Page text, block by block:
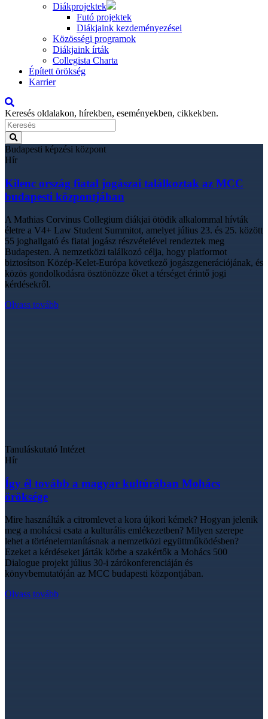
Diákprojektek
Futó projektek
Diákjaink kezdeményezései
Közösségi programok
Diákjaink írták
Collegista Charta
Épített örökség
Karrier
Keresés oldalakon, hírekben, eseményekben, cikkekben.
Budapesti képzési központ
Hír
Kilenc ország fiatal jogászai találkoztak az MCC
budapesti központjában
A Mathias Corvinus Collegium diákjai ötödik alkalommal hívták
életre a V4+ Law Student Summitot, amelyet július 23. és 25. között
55 joghallgató és fiatal jogász részvételével rendeztek meg
Budapesten. A nemzetközi találkozó célja, hogy platformot
biztosítson Közép-Kelet-Európa következő jogászgenerációjának, és
közös gondolkodásra ösztönözze őket a térséget érintő jogi
kérdésekről.
Olvass tovább
Tanuláskutató Intézet
Hír
Így él tovább a magyar kultúrában Mohács
öröksége
Mire használták a citromlevet a kora újkori kémek? Hogyan jelenik
meg a mohácsi csata a kulturális emlékezetben? Milyen szerepe
lehet a történelemtanításnak a nemzetközi együttműködésben?
Ezeket a kérdéseket járták körbe a szakértők a Mohács 500
Dialogue projekt július 30-i zárókonferenciáján és
könyvbemutatóján az MCC budapesti központjában.
Olvass tovább